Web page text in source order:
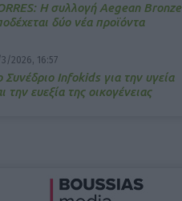
Η συλλογή Aegean Bronze
δύο νέα προϊόντα
3/2026, 16:57
Συνέδριο Infokids για την υγεία
την ευεξία της οικογένειας